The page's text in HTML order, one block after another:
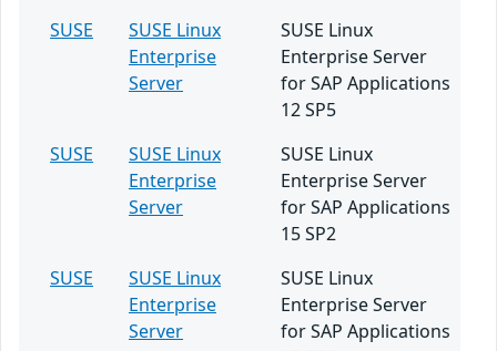
SUSE
SUSE Linux
Enterprise
Server
SUSE Linux
Enterprise Server
for SAP Applications
12 SP5
SUSE
SUSE Linux
Enterprise
Server
SUSE Linux
Enterprise Server
for SAP Applications
15 SP2
SUSE
SUSE Linux
Enterprise
Server
SUSE Linux
Enterprise Server
for SAP Applications